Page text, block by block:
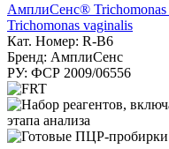
АмплиСенс®
Trichomonas vaginalis
Кат. Номер: R-B6
Бренд: АмплиСенс
РУ: ФСР 2009/06556